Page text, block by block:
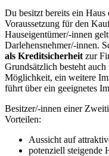
Du besitzt bereits ein Haus
Voraussetzung für den
Hauseigentümer/-innen
Darlehensnehmer/-innen.
als Kreditsicherheit zur
Grundsätzlich besteht
Möglichkeit, ein weitere
führt über ein geeignetes
Besitzer/-innen einer
Vorteilen:
Aussicht auf
potenziell steigende